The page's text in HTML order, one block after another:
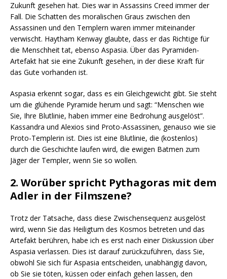
Zukunft gesehen hat. Dies war in Assassins Creed immer der
Fall. Die Schatten des moralischen Graus zwischen den
Assassinen und den Templern waren immer miteinander
verwischt. Haytham Kenway glaubte, dass er das Richtige für
die Menschheit tat, ebenso Aspasia. Über das Pyramiden-
Artefakt hat sie eine Zukunft gesehen, in der diese Kraft für
das Gute vorhanden ist.
Aspasia erkennt sogar, dass es ein Gleichgewicht gibt. Sie steht
um die glühende Pyramide herum und sagt: “Menschen wie
Sie, Ihre Blutlinie, haben immer eine Bedrohung ausgelöst”.
Kassandra und Alexios sind Proto-Assassinen, genauso wie sie
Proto-Templerin ist. Dies ist eine Blutlinie, die (kostenlos)
durch die Geschichte laufen wird, die ewigen Batmen zum
Jäger der Templer, wenn Sie so wollen.
2. Worüber spricht Pythagoras mit dem
Adler in der Filmszene?
Trotz der Tatsache, dass diese Zwischensequenz ausgelöst
wird, wenn Sie das Heiligtum des Kosmos betreten und das
Artefakt berühren, habe ich es erst nach einer Diskussion über
Aspasia verlassen. Dies ist darauf zurückzuführen, dass Sie,
obwohl Sie sich für Aspasia entscheiden, unabhängig davon,
ob Sie sie töten, küssen oder einfach gehen lassen, den